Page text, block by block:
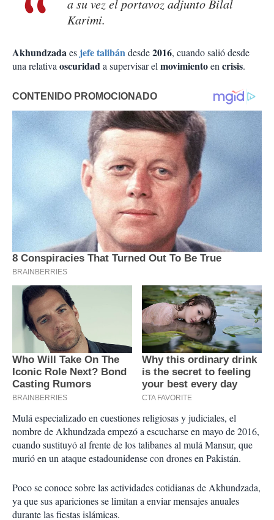
a su vez el portavoz adjunto Bilal
Karimi.
Akhundzadaes jefe talibándesde2016, cuando salió desde
una relativa oscuridada supervisar el movimientoen crisis.
Mulá especializado en cuestiones religiosas y judiciales, el
nombre de Akhundzada empezó a escucharse en mayo de 2016,
cuando sustituyó al frente de los talibanes al mulá Mansur, que
murió en un ataque estadounidense con drones en Pakistán.
Poco se conoce sobre las actividades cotidianas de Akhundzada,
ya que sus apariciones se limitan a enviar mensajes anuales
durante las fiestas islámicas.